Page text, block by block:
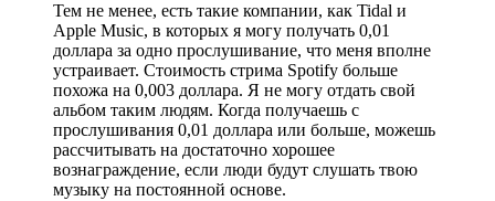
Тем не менее, есть такие компании, как Tidal и
Apple Music, в которых я могу получать 0,01
доллара за одно прослушивание, что меня вполне
устраивает. Стоимость стрима Spotify больше
похожа на 0,003 доллара. Я не могу отдать свой
альбом таким людям. Когда получаешь с
прослушивания 0,01 доллара или больше, можешь
рассчитывать на достаточно хорошее
вознаграждение, если люди будут слушать твою
музыку на постоянной основе.